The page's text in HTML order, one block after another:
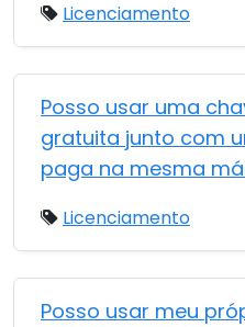
Licenciamento
Posso usar uma
gratuita junto com
paga na mesma
Licenciamento
Posso usar meu